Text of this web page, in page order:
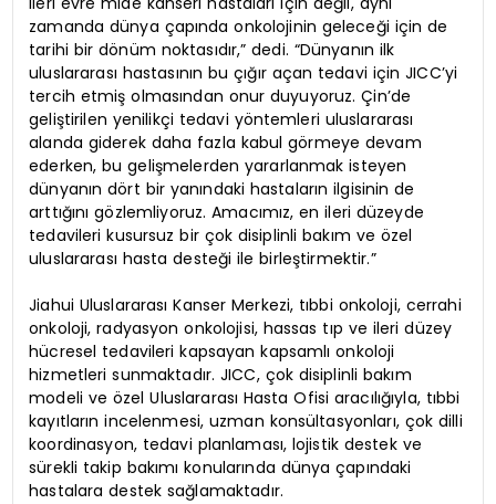
zamanda dünya çapında onkolojinin geleceği için de
tarihi bir dönüm noktasıdır,” dedi. “Dünyanın ilk
uluslararası hastasının bu çığır açan tedavi için JICC’yi
tercih etmiş olmasından onur duyuyoruz. Çin’de
geliştirilen yenilikçi tedavi yöntemleri uluslararası
alanda giderek daha fazla kabul görmeye devam
ederken, bu gelişmelerden yararlanmak isteyen
dünyanın dört bir yanındaki hastaların ilgisinin de
arttığını gözlemliyoruz. Amacımız, en ileri düzeyde
tedavileri kusursuz bir çok disiplinli bakım ve özel
uluslararası hasta desteği ile birleştirmektir.”
Jiahui Uluslararası Kanser Merkezi, tıbbi onkoloji, cerrahi
onkoloji, radyasyon onkolojisi, hassas tıp ve ileri düzey
hücresel tedavileri kapsayan kapsamlı onkoloji
hizmetleri sunmaktadır. JICC, çok disiplinli bakım
modeli ve özel Uluslararası Hasta Ofisi aracılığıyla, tıbbi
kayıtların incelenmesi, uzman konsültasyonları, çok dilli
koordinasyon, tedavi planlaması, lojistik destek ve
sürekli takip bakımı konularında dünya çapındaki
hastalara destek sağlamaktadır.